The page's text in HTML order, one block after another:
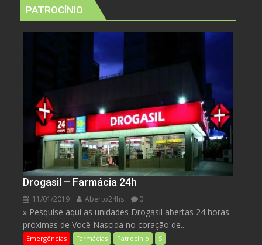
PATROCÍNIO
Drogasil – Farmácia 24h
11/01/2019 Aberto24hs 0
» Pesquise aqui as unidades Drogasil abertas 24 horas
próximas de Você Nascida no coração de...
Emergências Farmácias Patrocínio S